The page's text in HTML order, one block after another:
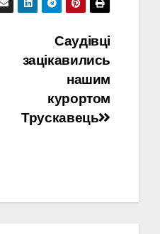
Саудівці
зацікавились
нашим
курортом
Трускавець